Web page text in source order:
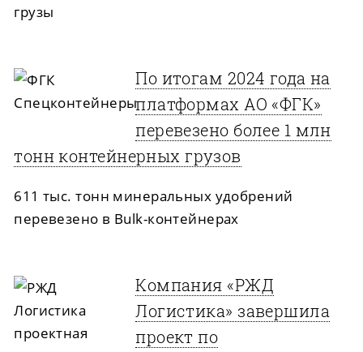
грузы
По итогам 2024 года на
платформах АО «ФГК»
перевезено более 1 млн
тонн контейнерных грузов
611 тыс. тонн минеральных удобрений
перевезено в Bulk-контейнерах
Компания «РЖД
Логистика» завершила
проект по